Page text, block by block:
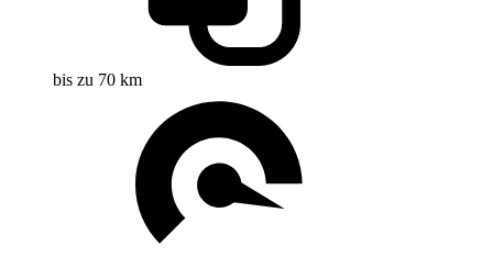
bis zu 70 km